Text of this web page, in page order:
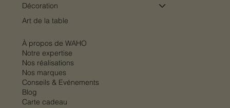
Décoration
Art de la table
À propos de WAHO
Notre expertise
Nos réalisations
Nos marques
Conseils & Evénements
Blog
Carte cadeau